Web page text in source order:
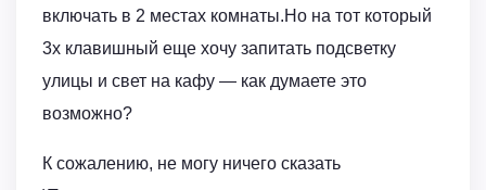
включать в 2 местах комнаты.Но на тот который
3х клавишный еще хочу запитать подсветку
улицы и свет на кафу — как думаете это
возможно?
К сожалению, не могу ничего сказать